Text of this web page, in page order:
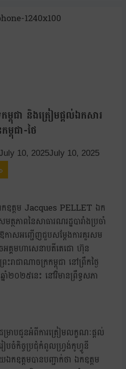
1240x100
កម្ពុជា និងត្រៀមផ្តល់ឯកសារ
ម្ពុជា-ថៃ
10, 2025July 10, 2025
កឧត្តម Jacques PELLET ឯក
ថភាពនៃសាធារណរដ្ឋបារាំងប្រចាំ
ឱកាសអញ្ជើញជួបសម្ដែងការគួរសម
អគ្គមហាសេនាបតីតេជោ ហ៊ុន
រាជាណាចក្រកម្ពុជា នៅព្រឹកថ្ងៃ
២០២៥នេះ នៅវិមានព្រឹទ្ធសភា
ម្រាបជូនអំពីការត្រៀមលក្ខណៈផ្តល់
ៀបចំកិច្ចប្រជុំកំពូលហ្វ្រង់កូហ្វូនី
ឧត្តមបានបញ្ជាក់ថា ឯកឧត្តម